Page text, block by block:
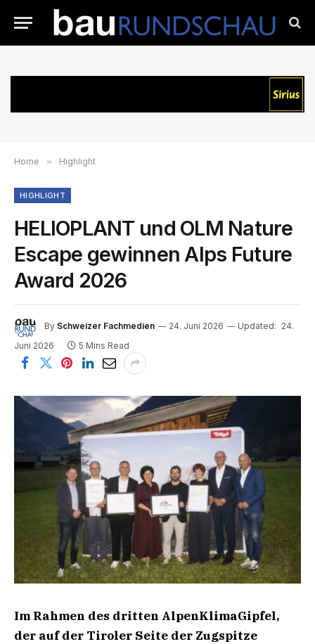
Home » Highlight
HIGHLIGHT
HELIOPLANT und OLM Nature
Escape gewinnen Alps Future
Award 2026
By Schweizer Fachmedien 24. Juni 2026 Updated: 24.
Juni 2026
5 Mins Read
Im Rahmen des dritten AlpenKlimaGipfel,
der auf der Tiroler Seite der Zugspitze